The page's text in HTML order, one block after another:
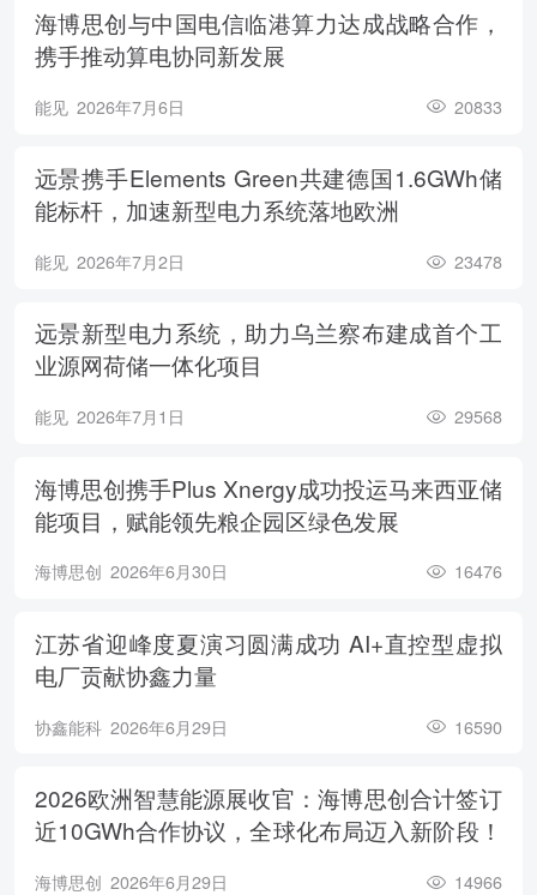
海博思创与中国电信临港算力达成战略合作，
携手推动算电协同新发展
能见 2026年7月6日 20833
远景携手Elements Green共建德国1.6GWh储
能标杆，加速新型电力系统落地欧洲
能见 2026年7月2日 23478
远景新型电力系统，助力乌兰察布建成首个工
业源网荷储一体化项目
能见 2026年7月1日 29568
海博思创携手Plus Xnergy成功投运马来西亚储
能项目，赋能领先粮企园区绿色发展
海博思创 2026年6月30日 16476
江苏省迎峰度夏演习圆满成功 AI+直控型虚拟
电厂贡献协鑫力量
协鑫能科 2026年6月29日 16590
2026欧洲智慧能源展收官：海博思创合计签订
近10GWh合作协议，全球化布局迈入新阶段！
海博思创 2026年6月29日 14966